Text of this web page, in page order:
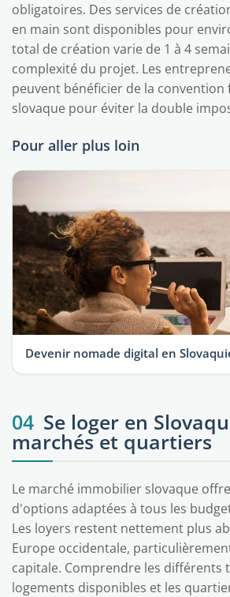
obligatoires. Des services de
en main sont disponibles pour
total de création varie de 1 à 4
complexité du projet. Les
peuvent bénéficier de la convention
slovaque pour éviter la double
Pour aller plus loin
Devenir nomade digital en
04 Se loger en
marchés et quartiers
Le marché immobilier slovaque
d'options adaptées à tous les
Les loyers restent nettement plus
Europe occidentale,
capitale. Comprendre les différents
logements disponibles et les